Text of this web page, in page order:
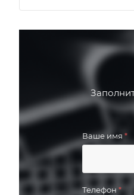
Ваше имя *
Телефон *